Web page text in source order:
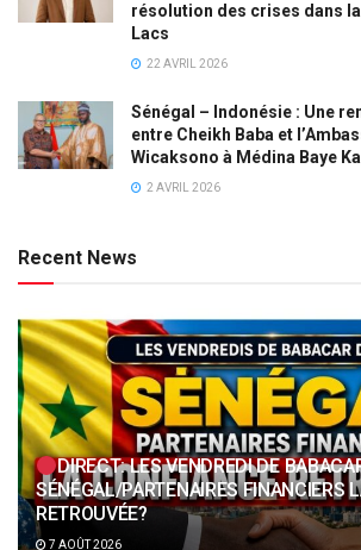
résolution des crises dans
Lacs
22 AVRIL 2026
Sénégal – Indonésie : Une
entre Cheikh Baba et
Wicaksono à Médina Baye
2 AVRIL 2026
Recent News
DIRECT: LES VENDREDI DE
SÉNÉGAL/PARTENAIRES FINANCIERS
RETROUVÉE?
7 AOÛT 2026